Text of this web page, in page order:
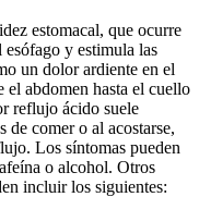
estomacal, que ocurre
esófago y estimula las
un dolor ardiente en el
el abdomen hasta el cuello
reflujo ácido suele
de comer o al acostarse,
Los síntomas pueden
o alcohol. Otros
incluir los siguientes: